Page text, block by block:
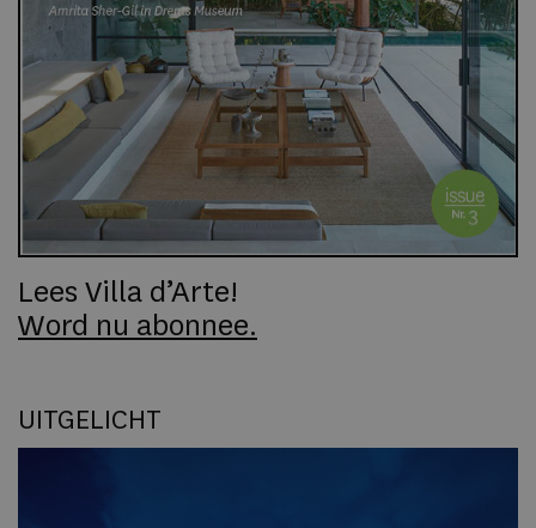
Lees Villa d’Arte!
Word nu abonnee.
UITGELICHT